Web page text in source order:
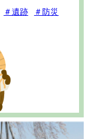
＃遺跡
＃防災